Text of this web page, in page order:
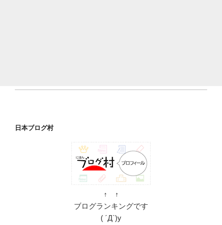
さ
う
日本ブログ村
↑ ↑
ブログランキングです
( ´Д`)y